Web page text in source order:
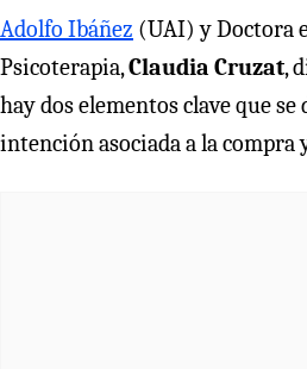
Adolfo Ibáñez (UAI) y Doctora
Psicoterapia,Claudia Cruzat,
hay dos elementos clave que
intención asociada a la compra